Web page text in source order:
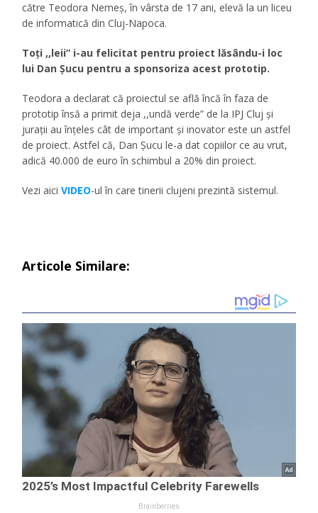
către Teodora Nemeș, în vârsta de 17 ani, elevă la un liceu
de informatică din Cluj-Napoca.
Toți ,,leii” i-au felicitat pentru proiect lăsându-i loc
lui Dan Șucu pentru a sponsoriza acest prototip.
Teodora a declarat că proiectul se află încă în faza de
prototip însă a primit deja ,,undă verde” de la IPJ Cluj și
jurații au înțeles cât de important și inovator este un astfel
de proiect. Astfel că, Dan Șucu le-a dat copiilor ce au vrut,
adică 40.000 de euro în schimbul a 20% din proiect.
Vezi aiciVIDEO-ul în care tinerii clujeni prezintă sistemul.
Articole Similare: